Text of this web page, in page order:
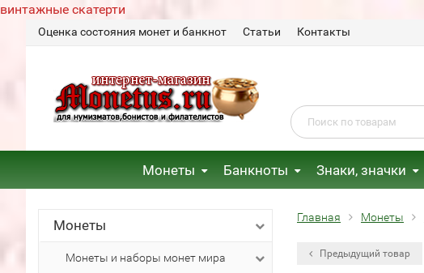
винтажные скатерти
Оценка состояния монет и банкнот Статьи Контакты
Монеты Банкноты Знаки, значки
Монеты
Монеты и наборы монет мира
Главная Монеты
Предыдущий товар